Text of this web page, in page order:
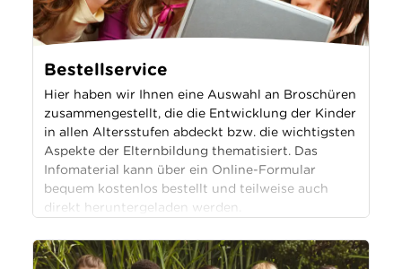
Links
Studien
Familienberatung
Über uns
Suche
Bestellservice
Hier haben wir Ihnen eine Auswahl an Broschüren
zusammengestellt, die die Entwicklung der Kinder
in allen Altersstufen abdeckt bzw. die wichtigsten
Aspekte der Elternbildung thematisiert. Das
Infomaterial kann über ein Online-Formular
bequem kostenlos bestellt und teilweise auch
direkt heruntergeladen werden.